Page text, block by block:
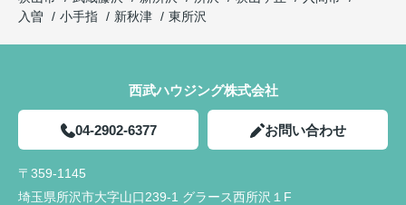
入曽
小手指 新秋津 東所沢
西武ハウジング株式会社
04-2902-6377 お問い合わせ
〒359-1145
埼玉県所沢市大字山口239-1 グラース西所沢１F